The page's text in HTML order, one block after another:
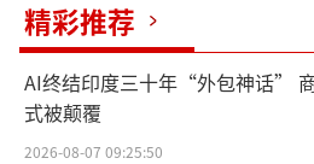
精彩推荐
AI终结印度三十年“外包神话”
式被颠覆
2026-08-07 09:25:50